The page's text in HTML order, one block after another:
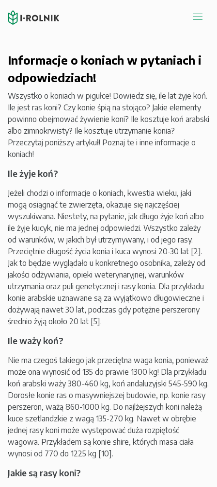
Informacje o koniach w pytaniach i
odpowiedziach!
Wszystko o koniach w pigułce! Dowiedz się, ile lat żyje koń.
Ile jest ras koni? Czy konie śpią na stojąco? Jakie elementy
powinno obejmować żywienie koni? Ile kosztuje koń arabski
albo zimnokrwisty? Ile kosztuje utrzymanie konia?
Przeczytaj poniższy artykuł! Poznaj te i inne informacje o
koniach!
Ile żyje koń?
Jeżeli chodzi o informacje o koniach, kwestia wieku, jaki
mogą osiągnąć te zwierzęta, okazuje się najczęściej
wyszukiwana. Niestety, na pytanie, jak długo żyje koń albo
ile żyje kucyk, nie ma jednej odpowiedzi. Wszystko zależy
od warunków, w jakich był utrzymywany, i od jego rasy.
Przeciętnie długość życia konia i kuca wynosi 20-30 lat [2].
Jak to będzie wyglądało u konkretnego osobnika, zależy od
jakości odżywiania, opieki weterynaryjnej, warunków
utrzymania oraz puli genetycznej i rasy konia. Dla przykładu
konie arabskie uznawane są za wyjątkowo długowieczne i
dożywają nawet 30 lat, podczas gdy potężne perszerony
średnio żyją około 20 lat [5].
Ile waży koń?
Nie ma czegoś takiego jak przeciętna waga konia, ponieważ
może ona wynosić od 135 do prawie 1300 kg! Dla przykładu
koń arabski waży 380-460 kg, koń andaluzyjski 545-590 kg.
Dorosłe konie ras o masywniejszej budowie, np. konie rasy
perszeron, ważą 860-1000 kg. Do najlżejszych koni należą
kuce szetlandzkie z wagą 135-270 kg. Nawet w obrębie
jednej rasy koni może występować duża rozpiętość
wagowa. Przykładem są konie shire, których masa ciała
wynosi od 770 do 1225 kg [10].
Jakie są rasy koni?